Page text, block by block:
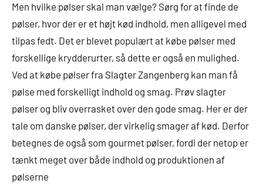
Men hvilke pølser skal man vælge? Sørg for at finde de
pølser, hvor der er et højt kød indhold, men alligevel med
tilpas fedt. Det er blevet populært at købe pølser med
forskellige krydderurter, så dette er også en mulighed.
Ved at købe pølser fra Slagter Zangenberg kan man få
pølse med forskelligt indhold og smag. Prøv slagter
pølser og bliv overrasket over den gode smag. Her er der
tale om danske pølser, der virkelig smager af kød. Derfor
betegnes de også som gourmet pølser, fordi der netop er
tænkt meget over både indhold og produktionen af
pølserne